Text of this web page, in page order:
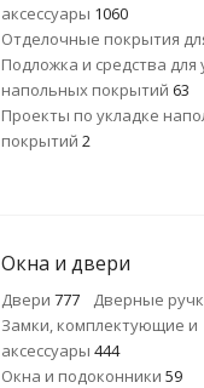
аксессуары 1060
Отделочные покрытия
Подложка и средства для
напольных покрытий 63
Проекты по укладке
покрытий 2
Окна и двери
Двери 777 Дверные
Замки, комплектующие и
аксессуары 444
Окна и подоконники 59